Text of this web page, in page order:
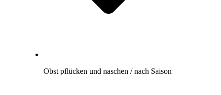
Obst pflücken und naschen / nach Saison